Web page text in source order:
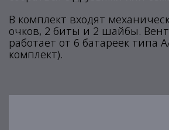
В комплект входят
очков, 2 биты и 2 шайбы.
работает от 6 батареек типа
комплект).